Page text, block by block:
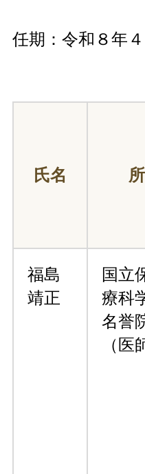
任期：令和８年
氏名
福島
靖正
国立
療科
名誉
（医